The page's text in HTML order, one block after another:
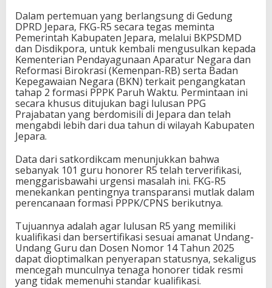
Dalam pertemuan yang berlangsung di Gedung
DPRD Jepara, FKG-R5 secara tegas meminta
Pemerintah Kabupaten Jepara, melalui BKPSDMD
dan Disdikpora, untuk kembali mengusulkan kepada
Kementerian Pendayagunaan Aparatur Negara dan
Reformasi Birokrasi (Kemenpan-RB) serta Badan
Kepegawaian Negara (BKN) terkait pengangkatan
tahap 2 formasi PPPK Paruh Waktu. Permintaan ini
secara khusus ditujukan bagi lulusan PPG
Prajabatan yang berdomisili di Jepara dan telah
mengabdi lebih dari dua tahun di wilayah Kabupaten
Jepara.
Data dari satkordikcam menunjukkan bahwa
sebanyak 101 guru honorer R5 telah terverifikasi,
menggarisbawahi urgensi masalah ini. FKG-R5
menekankan pentingnya transparansi mutlak dalam
perencanaan formasi PPPK/CPNS berikutnya.
Tujuannya adalah agar lulusan R5 yang memiliki
kualifikasi dan bersertifikasi sesuai amanat Undang-
Undang Guru dan Dosen Nomor 14 Tahun 2025
dapat dioptimalkan penyerapan statusnya, sekaligus
mencegah munculnya tenaga honorer tidak resmi
yang tidak memenuhi standar kualifikasi.